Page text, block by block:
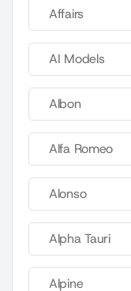
Affairs
AI Models
Albon
Alfa Romeo
Alonso
Alpha Tauri
Alpine